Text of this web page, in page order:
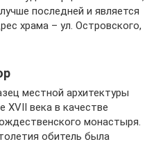
последней и является
храма – ул. Островского,
местной архитектуры
XVII века в качестве
монастыря.
обитель была